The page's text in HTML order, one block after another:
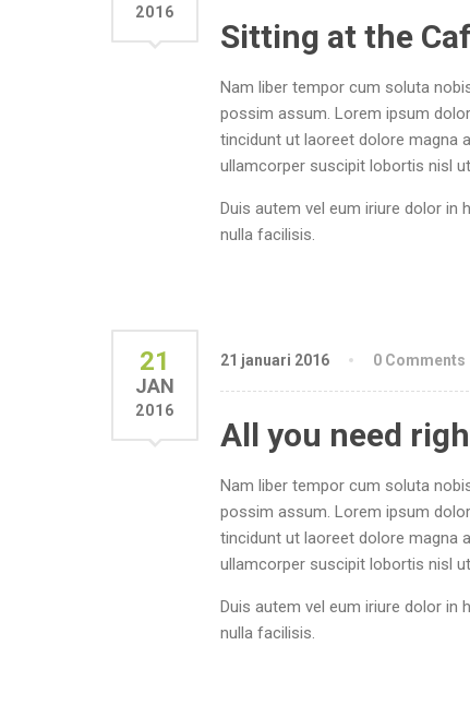
2016
Sitting at the
Nam liber tempor cum soluta
possim assum. Lorem ipsum
tincidunt ut laoreet dolore magna
ullamcorper suscipit lobortis nisl
Duis autem vel eum iriure dolor in
nulla facilisis.
21
JAN
2016
21 januari 2016 0 Comments
All you need
Nam liber tempor cum soluta
possim assum. Lorem ipsum
tincidunt ut laoreet dolore magna
ullamcorper suscipit lobortis nisl
Duis autem vel eum iriure dolor in
nulla facilisis.